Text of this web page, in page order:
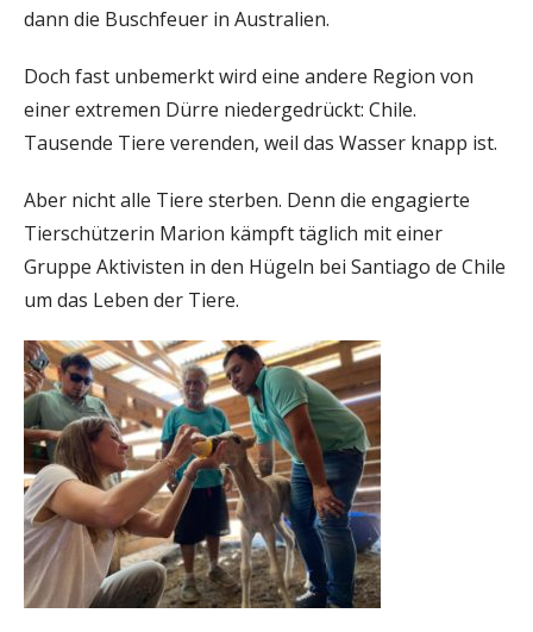
dann die Buschfeuer in Australien.
Doch fast unbemerkt wird eine andere Region von
einer extremen Dürre niedergedrückt: Chile.
Tausende Tiere verenden, weil das Wasser knapp ist.
Aber nicht alle Tiere sterben. Denn die engagierte
Tierschützerin Marion kämpft täglich mit einer
Gruppe Aktivisten in den Hügeln bei Santiago de Chile
um das Leben der Tiere.